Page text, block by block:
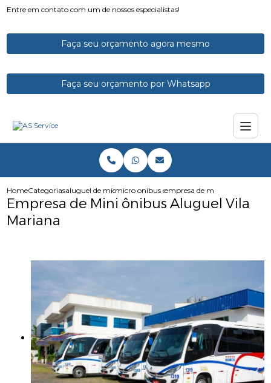
Entre em contato com um de nossos especialistas!
Faça seu orçamento agora mesmo
Faça seu orçamento por Whatsapp
HomeCategoriasaluguel de micro onibusmicro onibus com banheiro aluguel
empresa de mini onibus
Empresa de Mini ônibus Aluguel Vila
Mariana